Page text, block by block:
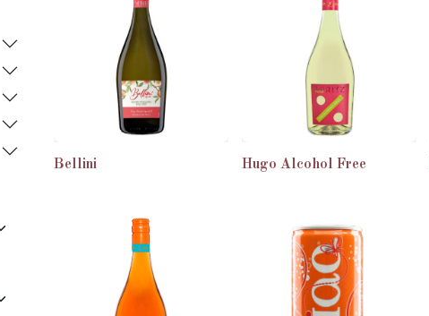
Bellini Hugo Alcohol Free